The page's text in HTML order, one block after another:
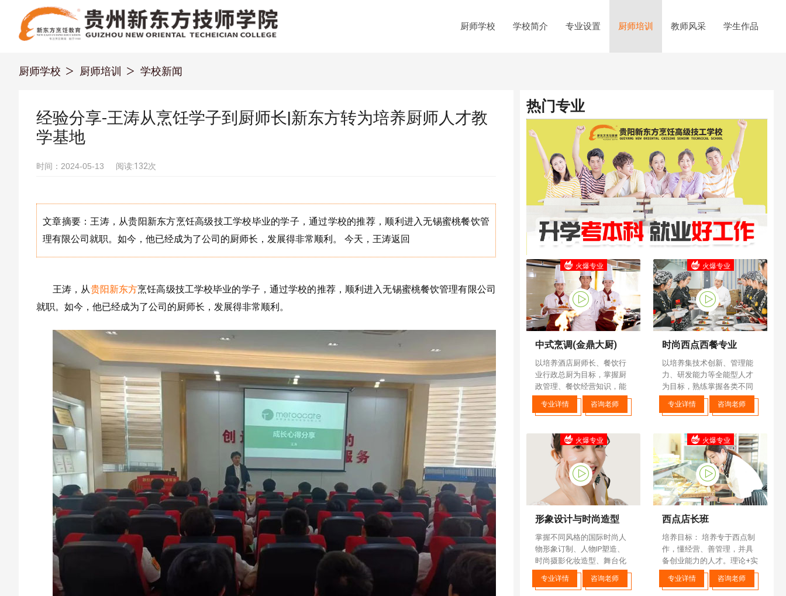
厨师学校 学校简介 专业设置 厨师培训 教师风采 学生作品
厨师学校 厨师培训 学校新闻
经验分享-王涛从烹饪学子到厨师长|新东方转为培养厨师人才教
学基地
时间：2024-05-13 阅读:132次
文章摘要：王涛，从贵阳新东方烹饪高级技工学校毕业的学子，通过学校的推荐，顺利进入无锡蜜桃餐饮管
理有限公司就职。如今，他已经成为了公司的厨师长，发展得非常顺利。 今天，王涛返回
王涛，从贵阳新东方烹饪高级技工学校毕业的学子，通过学校的推荐，顺利进入无锡蜜桃餐饮管理有限公司
就职。如今，他已经成为了公司的厨师长，发展得非常顺利。
热门专业
火爆专业
中式烹调(金鼎大厨)
以培养酒店厨师长、餐饮行
业行政总厨为目标，掌握厨
政管理、餐饮经营知识，能
够制作传统黔川湘菜、市场
流行菜，专于中、高档宴席
专业详情 咨询老师
火爆专业
时尚西点西餐专业
以培养集技术创新、管理能
力、研发能力等全能型人才
为目标，熟练掌握各类不同
档次西式面点、西式烹调的
设计与制作，了解及掌握餐
识，并具备独立创业
专业详情 咨询老师
火爆专业
形象设计与时尚造型
掌握不同风格的国际时尚人
物形象订制、人物IP塑造、
时尚摄影化妆造型、舞台化
妆造型等
专业详情 咨询老师
火爆专业
西点店长班
培养目标： 培养专于西点制
作，懂经营、善管理，并具
备创业能力的人才。理论+实
践相结合，让学子成为西点
师精英
专业详情 咨询老师